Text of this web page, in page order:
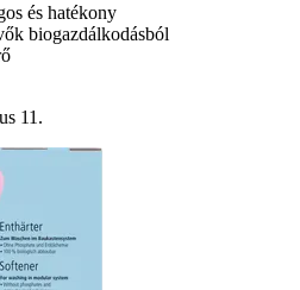
és hatékony
biogazdálkodásból
11.